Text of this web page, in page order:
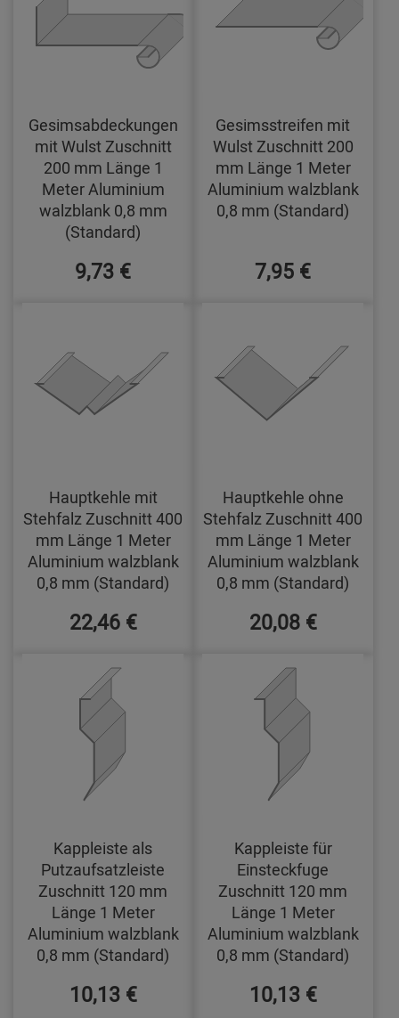
Gesimsabdeckungen
mit Wulst Zuschnitt
200 mm Länge 1
Meter Aluminium
walzblank 0,8 mm
(Standard)
9,73 €
Gesimsstreifen mit
Wulst Zuschnitt 200
mm Länge 1 Meter
Aluminium walzblank
0,8 mm (Standard)
7,95 €
Hauptkehle mit
Stehfalz Zuschnitt 400
mm Länge 1 Meter
Aluminium walzblank
0,8 mm (Standard)
22,46 €
Hauptkehle ohne
Stehfalz Zuschnitt 400
mm Länge 1 Meter
Aluminium walzblank
0,8 mm (Standard)
20,08 €
Kappleiste als
Putzaufsatzleiste
Zuschnitt 120 mm
Länge 1 Meter
Aluminium walzblank
0,8 mm (Standard)
10,13 €
Kappleiste für
Einsteckfuge
Zuschnitt 120 mm
Länge 1 Meter
Aluminium walzblank
0,8 mm (Standard)
10,13 €